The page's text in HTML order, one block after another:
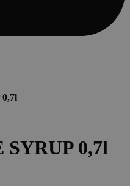
0,7l